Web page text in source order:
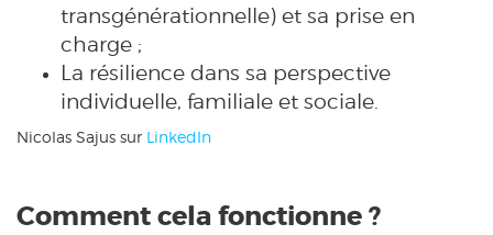
transgénérationnelle) et sa prise en
charge ;
La résilience dans sa perspective
individuelle, familiale et sociale.
Nicolas Sajus sur LinkedIn
Comment cela fonctionne ?